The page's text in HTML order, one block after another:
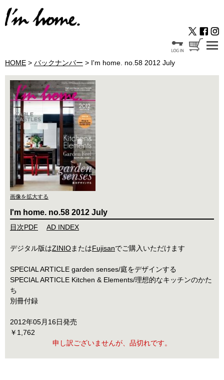
HOME > バックナンバー > I'm home. no.58 2012 July
画像を拡大する
I'm home. no.58 2012 July
目次PDF AD INDEX
デジタル版はZINIOまたはFujisanでご購入いただけます
SPECIAL ARTICLE garden senses/庭をデザインする
SPECIAL ARTICLE Kitchen & Elements/理想的なキッチンのかた
ち
別冊付録
2012年05月16日発売
￥1,762
申し訳ございませんが、品切れです。